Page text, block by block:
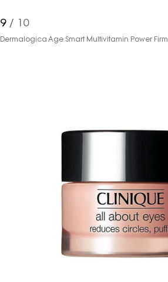
9/ 10
Dermalogica Age Smart Multivitamin Power Firm